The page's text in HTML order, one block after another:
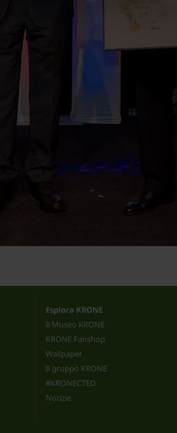
Esplora KRONE
Il Museo KRONE
KRONE Fanshop
Wallpaper
Il gruppo KRONE
#KRONECTED
Notizie